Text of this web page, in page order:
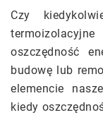
Czy
oszczędność
budowę lub
elemencie
kiedy